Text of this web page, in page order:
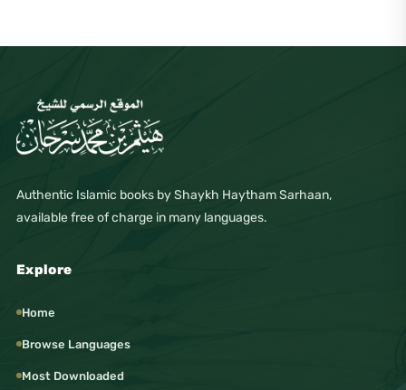
Authentic Islamic books by Shaykh Haytham Sarhaan,
available free of charge in many languages.
Explore
Home
Browse Languages
Most Downloaded